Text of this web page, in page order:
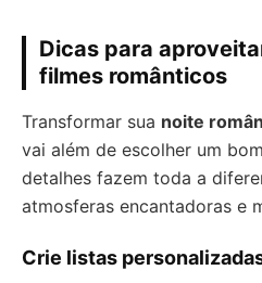
Dicas para
filmes românticos
Transformar sua noite
vai além de escolher um
detalhes fazem toda a
atmosferas encantadoras e
Crie listas